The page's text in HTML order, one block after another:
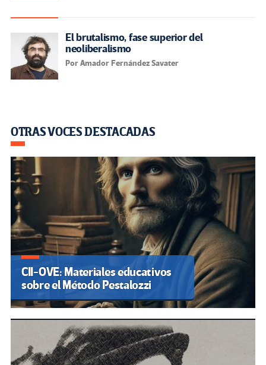
El brutalismo, fase superior del
neoliberalismo
Por Amador Fernández Savater
OTRAS VOCES DESTACADAS
CII-OVE: Materiales educativos
sobre el Método Pestalozzi